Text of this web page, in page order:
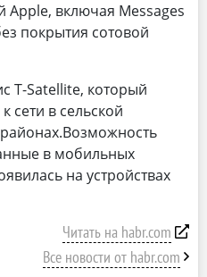
включая Messages
покрытия сотовой
T-Satellite, который
сети в сельской
в мобильных
на устройствах
Читать на habr.com
Все новости от habr.com